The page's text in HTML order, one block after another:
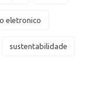
eletronico
sustentabilidade